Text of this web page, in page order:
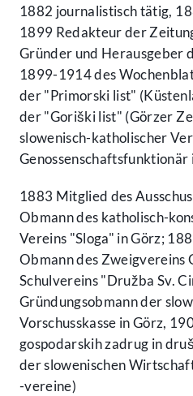
1882 journalistisch tätig,
1899 Redakteur der
Gründer und Herausgeber
1899-1914 des
der "Primorski list"
der "Goriški list" (Görzer
slowenisch-katholischer
Genossenschaftsfunktionär
1883 Mitglied des
Obmann des katholisch-
Vereins "Sloga" in Görz;
Obmann des Zweigvereins
Schulvereins "Družba Sv.
Gründungsobmann der
Vorschusskasse in Görz,
gospodarskih zadrug in
der slowenischen
-vereine)